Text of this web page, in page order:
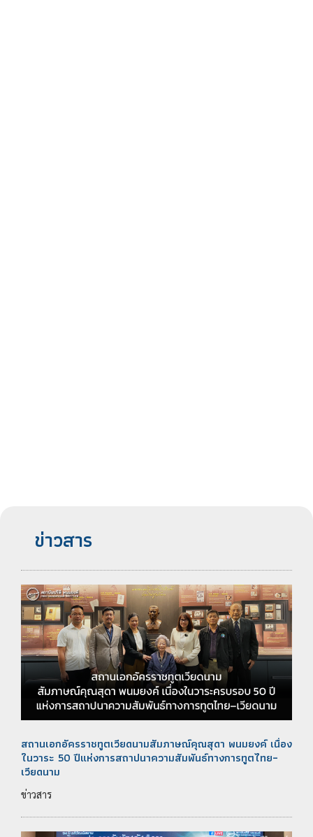
ข่าวสาร
สถานเอกอัครราชทูตเวียดนามสัมภาษณ์คุณสุดา พนมยงค์ เนื่อง
ในวาระ 50 ปีแห่งการสถาปนาความสัมพันธ์ทางการทูตไทย–
เวียดนาม
ข่าวสาร